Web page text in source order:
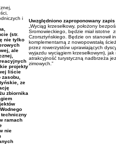
i
(str.
nie tylko
ale
projekty
liście
ze
zbiornika
ramach
nie
Uwzględniono zaproponowany zapis
„Wyciąg krzesełkowy, położony
Sromowieckiego, będzie miał istotne
Czorsztyńskiego. Będzie on stanowił
komplementarną z nowopowstałą
przez rowerzystów uprawiających
wyjazdu wyciągiem krzesełkowym),
atrakcyjność turystyczną nadbrzeża
zimowych.”